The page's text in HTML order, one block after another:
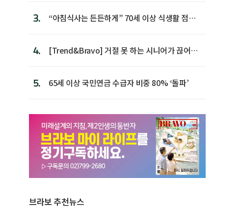
3.
“아침식사는 든든하게” 70세 이상 식생활 점수
4.
[Trend&Bravo] 거절 못 하는 시니어가 끊어야
5. 65세 이상 국민연금 수급자 비중 80% ‘돌파’
브라보 추천뉴스